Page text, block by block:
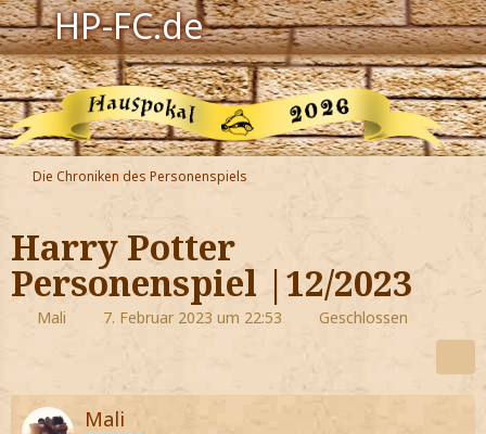
HP-FC.de
Navigation
Harry Potter
Der HP-FC
Hogwarts
Zauberwelt
Willkommen
Jetzt Fanclub-Mitglied werden!
Die Chroniken des Personenspiels
Harry Potter
Personenspiel |12/2023
Mali 7. Februar 2023 um 22:53 Geschlossen
Mali